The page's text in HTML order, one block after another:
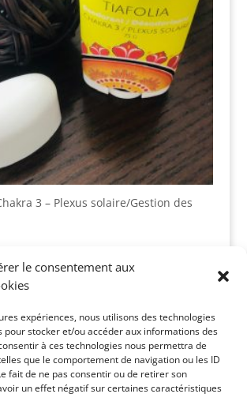
le consentement aux
expériences, nous utilisons des technologies
pour stocker et/ou accéder aux informations des
à ces technologies nous permettra de
que le comportement de navigation ou les ID
fait de ne pas consentir ou de retirer son
un effet négatif sur certaines caractéristiques
3 – Plexus solaire/Gestion des
vide.
produits